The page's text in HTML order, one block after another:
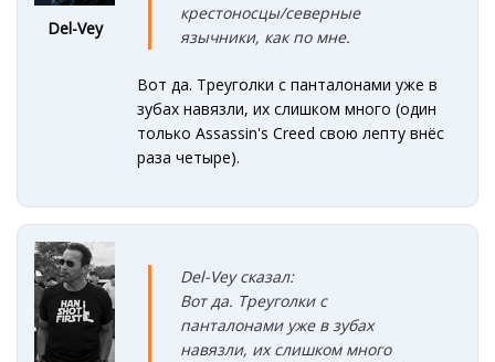
Del-Vey
крестоносцы/северные
язычники, как по мне.
Вот да. Треуголки с панталонами уже в
зубах навязли, их слишком много (один
только Assassin's Creed свою лепту внёс
раза четыре).
Del-Vey сказал:
Вот да. Треуголки с
панталонами уже в зубах
навязли, их слишком много